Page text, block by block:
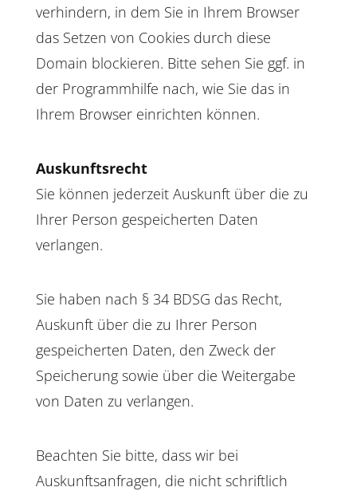
verhindern, in dem Sie in Ihrem Browser
das Setzen von Cookies durch diese
Domain blockieren. Bitte sehen Sie ggf. in
der Programmhilfe nach, wie Sie das in
Ihrem Browser einrichten können.
Auskunftsrecht
Sie können jederzeit Auskunft über die zu
Ihrer Person gespeicherten Daten
verlangen.
Sie haben nach § 34 BDSG das Recht,
Auskunft über die zu Ihrer Person
gespeicherten Daten, den Zweck der
Speicherung sowie über die Weitergabe
von Daten zu verlangen.
Beachten Sie bitte, dass wir bei
Auskunftsanfragen, die nicht schriftlich